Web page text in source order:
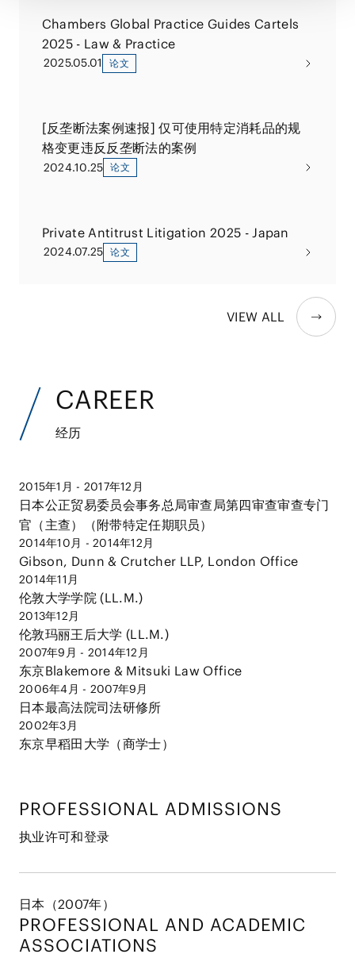
Chambers Global Practice Guides Cartels
2025 - Law & Practice
2025.05.01 论文
[反垄断法案例速报] 仅可使用特定消耗品的规
格变更违反反垄断法的案例
2024.10.25 论文
Private Antitrust Litigation 2025 - Japan
2024.07.25 论文
VIEW ALL
CAREER
经历
2015年1月 - 2017年12月
日本公正贸易委员会事务总局审查局第四审查审查专门
官（主查）（附带特定任期职员）
2014年10月 - 2014年12月
Gibson, Dunn & Crutcher LLP, London Office
2014年11月
伦敦大学学院 (LL.M.)
2013年12月
伦敦玛丽王后大学 (LL.M.)
2007年9月 - 2014年12月
东京Blakemore & Mitsuki Law Office
2006年4月 - 2007年9月
日本最高法院司法研修所
2002年3月
东京早稻田大学（商学士）
PROFESSIONAL ADMISSIONS
执业许可和登录
日本（2007年）
PROFESSIONAL AND ACADEMIC
ASSOCIATIONS